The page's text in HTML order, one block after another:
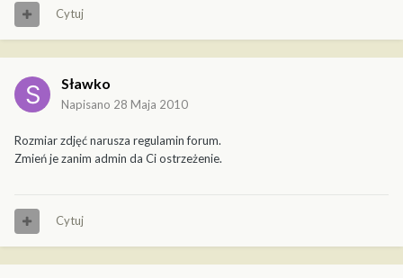
Cytuj
Sławko
Napisano 28 Maja 2010
Rozmiar zdjęć narusza regulamin forum.
Zmień je zanim admin da Ci ostrzeżenie.
Cytuj